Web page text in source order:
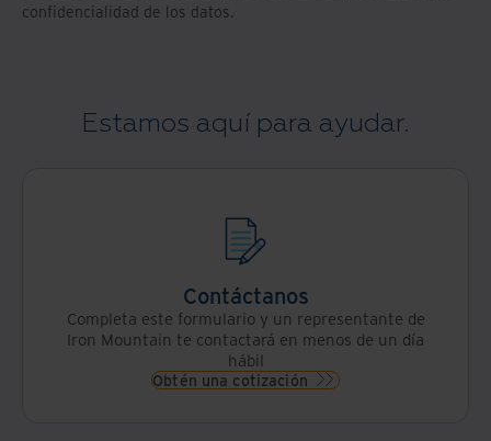
confidencialidad de los datos.
Estamos aquí para ayudar.
Contáctanos
Completa este formulario y un representante de
Iron Mountain te contactará en menos de un día
hábil
Obtén una cotización